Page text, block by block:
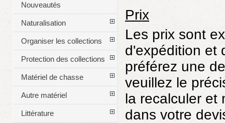
Prix
Les prix sont
d'expédition et
préférez une
veuillez le
la recalculer et
dans votre
Nouveautés
Naturalisation
Organiser les collections
Protection des collections
Matériel de chasse
Autre matériel
Littérature